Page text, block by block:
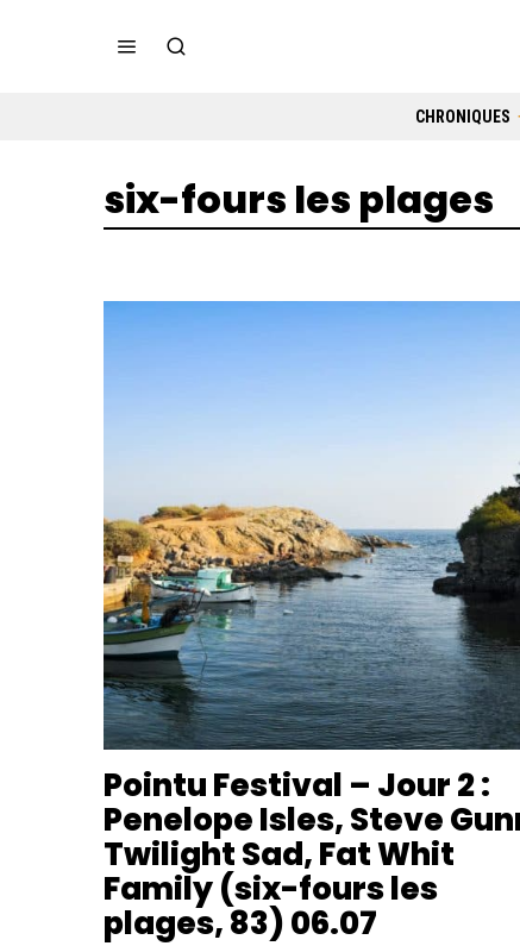
CHRONIQUES
six-fours les plages
Pointu Festival – Jour 2 :
Penelope Isles, Steve
Twilight Sad, Fat Whit
Family (six-fours les
plages, 83) 06.07